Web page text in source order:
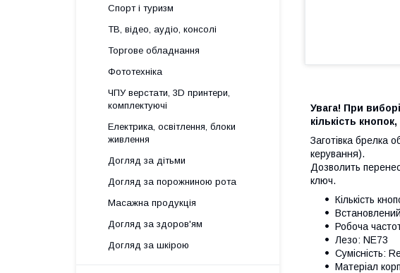
Увага! При
кількість
Заготівка брелка
керування).
Дозволить
ключ.
Кількість
Робоча
Лезо: NE73
Сумісність:
Матеріал
Спорт і туризм
ТВ, відео, аудіо, консолі
Торгове обладнання
Фототехніка
ЧПУ верстати, 3D принтери,
комплектуючі
Електрика, освітлення, блоки
живлення
Догляд за дітьми
Догляд за порожниною рота
Масажна продукція
Догляд за здоров'ям
Догляд за шкірою